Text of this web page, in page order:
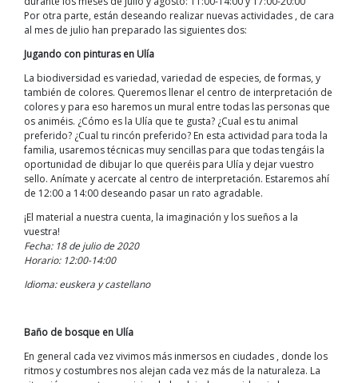
Por otra parte, están deseando realizar nuevas actividades , de cara
al mes de julio han preparado las siguientes dos:
Jugando con pinturas en Ulía
La biodiversidad es variedad, variedad de especies, de formas, y
también de colores. Queremos llenar el centro de interpretación de
colores y para eso haremos un mural entre todas las personas que
os animéis. ¿Cómo es la Ulía que te gusta? ¿Cual es tu animal
preferido? ¿Cual tu rincón preferido? En esta actividad para toda la
familia, usaremos técnicas muy sencillas para que todas tengáis la
oportunidad de dibujar lo que queréis para Ulía y dejar vuestro
sello. Anímate y acercate al centro de interpretación. Estaremos ahí
de 12:00 a 14:00 deseando pasar un rato agradable.
¡El material a nuestra cuenta, la imaginación y los sueños a la
vuestra!
Fecha: 18 de julio de 2020
Horario: 12:00-14:00
Idioma: euskera y castellano
Baño de bosque en Ulía
En general cada vez vivimos más inmersos en ciudades , donde los
ritmos y costumbres nos alejan cada vez más de la naturaleza. La